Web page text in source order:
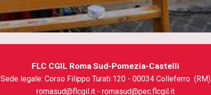
FLC CGIL Roma Sud-Pomezia-Castelli
Sede legale: Corso Filippo Turati 120- 00034 Colleferro (RM)
romasud@flcgil.it - romasud@pec.flcgil.it